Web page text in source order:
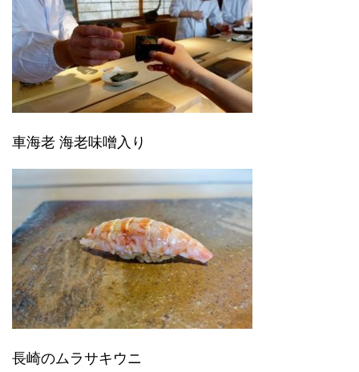
車海老 海老味噌入り
長崎のムラサキウニ